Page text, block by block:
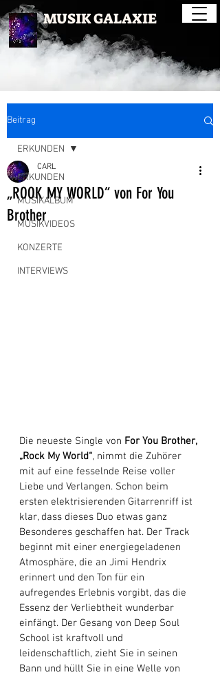
MUSIK GALAXIE
Beitrag
ERKUNDEN
MUSIKALBUM
MUSIKVIDEOS
KONZERTE
INTERVIEWS
ERKUNDEN
„ROOK MY WORLD“ von For You
Brother
CARL
Die neueste Single von For You Brother,
„Rock My World“, nimmt die Zuhörer
mit auf eine fesselnde Reise voller
Liebe und Verlangen. Schon beim
ersten elektrisierenden Gitarrenriff ist
klar, dass dieses Duo etwas ganz
Besonderes geschaffen hat. Der Track
beginnt mit einer energiegeladenen
Atmosphäre, die an Jimi Hendrix
erinnert und den Ton für ein
aufregendes Erlebnis vorgibt, das die
Essenz der Verliebtheit wunderbar
einfängt. Der Gesang von Deep Soul
School ist kraftvoll und
leidenschaftlich, zieht Sie in seinen
Bann und hüllt Sie in eine Welle von